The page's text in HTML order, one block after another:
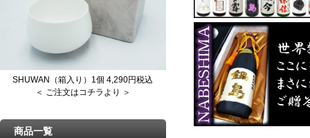
SHUWAN（箱入り）1個 4,290円税込
＜ ご注文はコチラより ＞
商品一覧